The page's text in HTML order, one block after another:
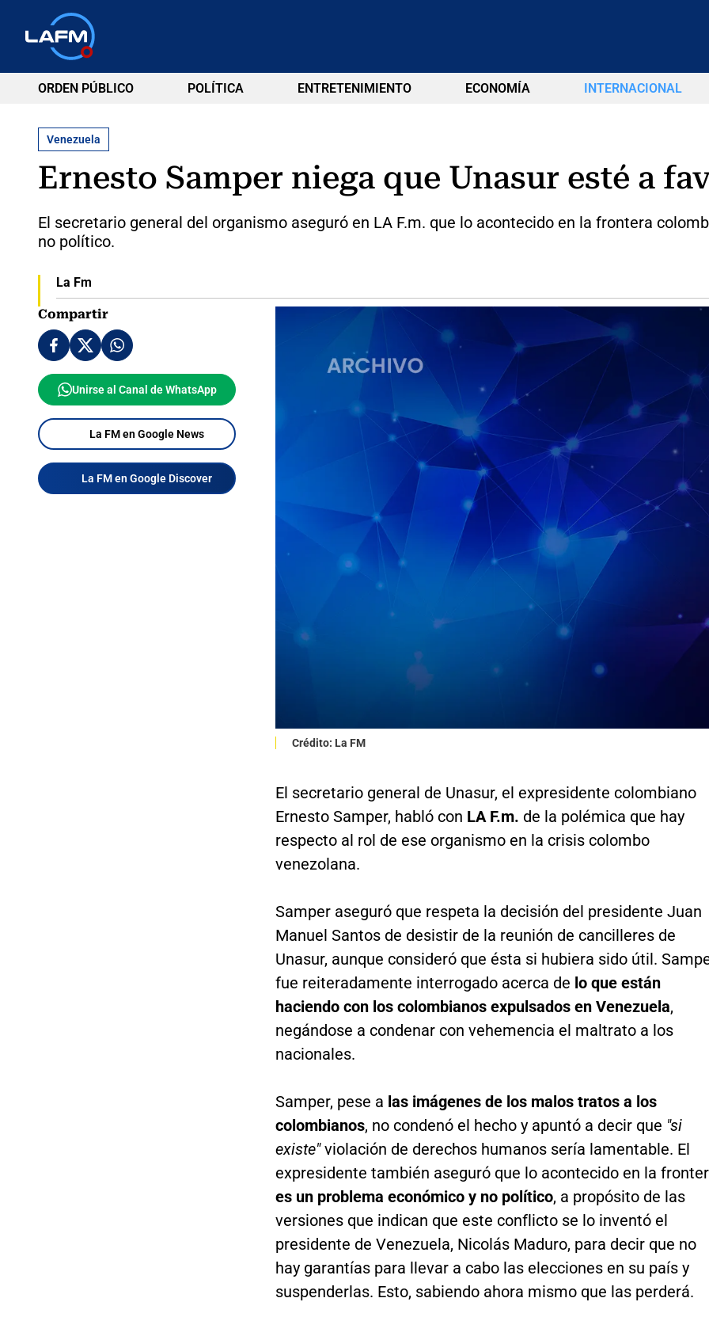
ORDEN PÚBLICO POLÍTICA ENTRETENIMIENTO ECONOMÍA INTERNACIONAL
Venezuela
Ernesto Samper niega que Unasur esté a
El secretario general del organismo aseguró en LA F.m. que lo acontecido en la frontera
no político.
La Fm
Compartir
Unirse al Canal de WhatsApp
La FM en Google News
La FM en Google Discover
Crédito: La FM
El secretario general de Unasur, el expresidente colombiano
Ernesto Samper, habló con LA F.m. de la polémica que hay
respecto al rol de ese organismo en la crisis colombo
venezolana.
Samper aseguró que respeta la decisión del presidente Juan
Manuel Santos de desistir de la reunión de cancilleres de
Unasur, aunque consideró que ésta si hubiera sido útil.
fue reiteradamente interrogado acerca de lo que están
haciendo con los colombianos expulsados en Venezuela,
negándose a condenar con vehemencia el maltrato a los
nacionales.
Samper, pese a las imágenes de los malos tratos a los
colombianos, no condenó el hecho y apuntó a decir que "si
existe"violación de derechos humanos sería lamentable. El
expresidente también aseguró que lo acontecido en la
es un problema económico y no político, a propósito de las
versiones que indican que este conflicto se lo inventó el
presidente de Venezuela, Nicolás Maduro, para decir que no
hay garantías para llevar a cabo las elecciones en su país y
suspenderlas. Esto, sabiendo ahora mismo que las perderá.